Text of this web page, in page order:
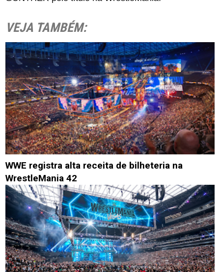
VEJA TAMBÉM:
WWE registra alta receita de bilheteria na
WrestleMania 42